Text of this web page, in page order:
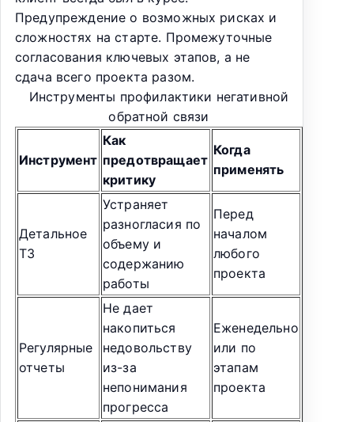
Предупреждение о возможных рисках и
сложностях на старте. Промежуточные
согласования ключевых этапов, а не
сдача всего проекта разом.
Инструменты профилактики негативной
обратной связи
Инструмент
Как
предотвращает
критику
Когда
применять
Детальное
ТЗ
Устраняет
разногласия по
объему и
содержанию
работы
Перед
началом
любого
проекта
Регулярные
отчеты
Не дает
накопиться
недовольству
из-за
непонимания
прогресса
Еженедельно
или по
этапам
проекта